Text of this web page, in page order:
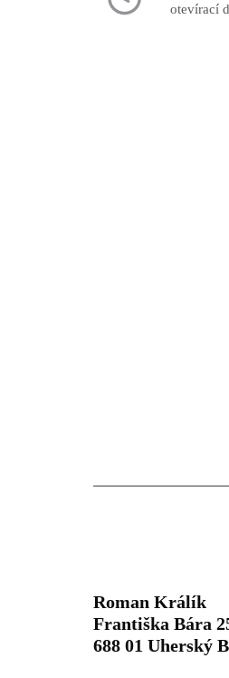
otevírací
Roman Králík
Františka Bára
688 01 Uherský